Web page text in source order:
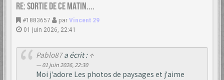
Re: Sortie de ce matin....
#1883657 parVincent 29
01 juin 2026, 22:41
Pablo87a écrit : ↑
01 juin 2026, 22:30
Moi j'adore Les photos de paysages et j'aime